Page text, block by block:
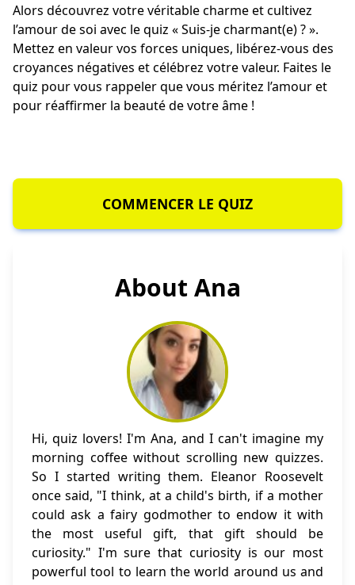
Alors découvrez votre véritable charme et cultivez
l’amour de soi avec le quiz « Suis-je charmant(e) ? ».
Mettez en valeur vos forces uniques, libérez-vous des
croyances négatives et célébrez votre valeur. Faites le
quiz pour vous rappeler que vous méritez l’amour et
pour réaffirmer la beauté de votre âme !
COMMENCER LE QUIZ
About Ana
Hi, quiz lovers! I'm Ana, and I can't imagine my
morning coffee without scrolling new quizzes.
So I started writing them. Eleanor Roosevelt
once said, "I think, at a child's birth, if a mother
could ask a fairy godmother to endow it with
the most useful gift, that gift should be
curiosity." I'm sure that curiosity is our most
powerful tool to learn the world around us and